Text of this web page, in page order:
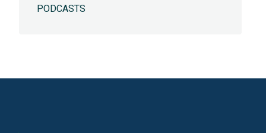
PODCASTS